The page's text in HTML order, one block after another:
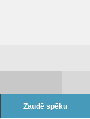
Zaudē spēku